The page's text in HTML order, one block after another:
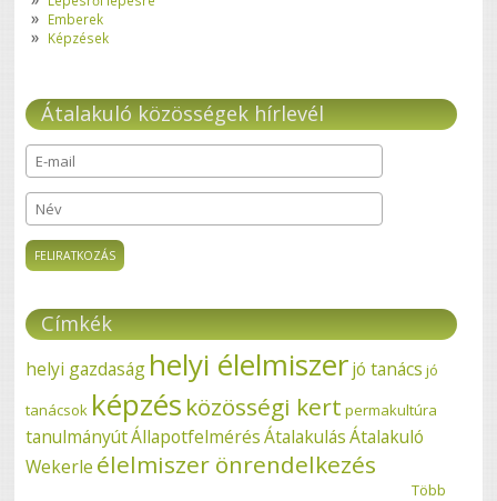
Emberek
Képzések
Átalakuló közösségek hírlevél
E-mail*
Név
Címkék
helyi gazdaság helyi élelmiszerjó tanács jó
tanácsok képzés közösségi kert permakultúra
tanulmányútÁllapotfelmérés Átalakulás Átalakuló
Wekerle élelmiszer önrendelkezés
Több